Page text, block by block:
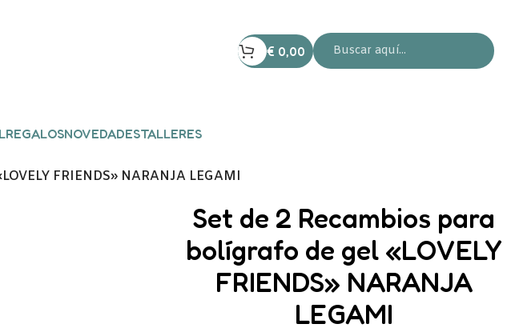
€ 0,00
REGALOSNOVEDADESTALLERES
FRIENDS» NARANJA LEGAMI
Set de 2 Recambios para
bolígrafo de gel «LOVELY
FRIENDS» NARANJA
LEGAMI